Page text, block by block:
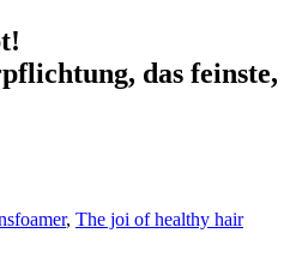
das feinste,
, The joi of healthy hair